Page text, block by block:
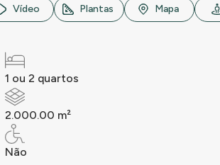
n° 100, Jardim Paulista, São Paulo
Vídeo Plantas Mapa
1 ou 2 quartos
2.000.00 m²
Não